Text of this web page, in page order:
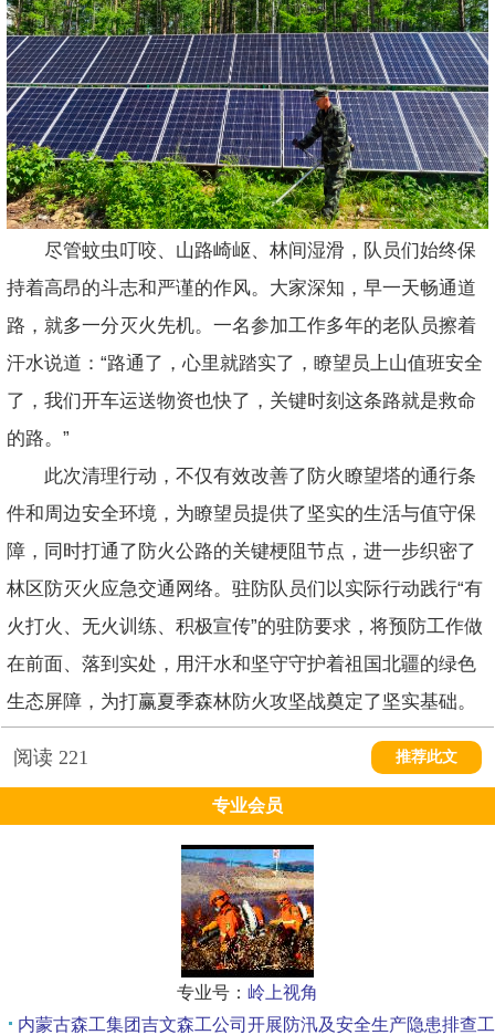
尽管蚊虫叮咬、山路崎岖、林间湿滑，队员们始终保
持着高昂的斗志和严谨的作风。大家深知，早一天畅通道
路，就多一分灭火先机。一名参加工作多年的老队员擦着
汗水说道：“路通了，心里就踏实了，瞭望员上山值班安全
了，我们开车运送物资也快了，关键时刻这条路就是救命
的路。”
此次清理行动，不仅有效改善了防火瞭望塔的通行条
件和周边安全环境，为瞭望员提供了坚实的生活与值守保
障，同时打通了防火公路的关键梗阻节点，进一步织密了
林区防灭火应急交通网络。驻防队员们以实际行动践行“有
火打火、无火训练、积极宣传”的驻防要求，将预防工作做
在前面、落到实处，用汗水和坚守守护着祖国北疆的绿色
生态屏障，为打赢夏季森林防火攻坚战奠定了坚实基础。
阅读 221 推荐此文
专业会员
专业号： 岭上视角
内蒙古森工集团吉文森工公司开展防汛及安全生产隐患排查工